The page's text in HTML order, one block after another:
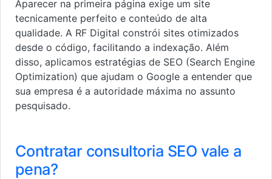
Aparecer na primeira página exige um site
tecnicamente perfeito e conteúdo de alta
qualidade. A RF Digital constrói sites otimizados
desde o código, facilitando a indexação. Além
disso, aplicamos estratégias de SEO (Search Engine
Optimization) que ajudam o Google a entender que
sua empresa é a autoridade máxima no assunto
pesquisado.
Contratar consultoria SEO vale a
pena?